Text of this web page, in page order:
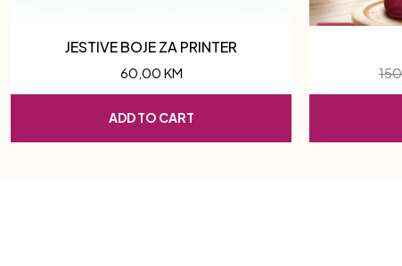
JESTIVE BOJE ZA PRINTER
60,00 KM
ADD TO CART